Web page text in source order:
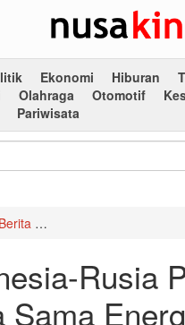
Ekonomi Hiburan
Olahraga Otomotif
Pariwisata
Berita
Rusia
Sama